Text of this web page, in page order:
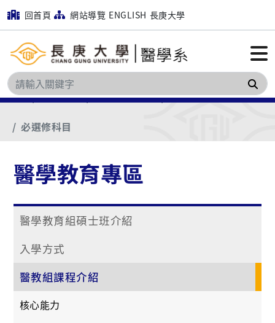
回首頁 網站導覽 ENGLISH 長庚大學
搜
首頁
學生專區 醫學教育專區
醫教組課程介紹
必選修科目
醫學教育專區
醫學教育組碩士班介紹
入學方式
醫教組課程介紹
核心能力